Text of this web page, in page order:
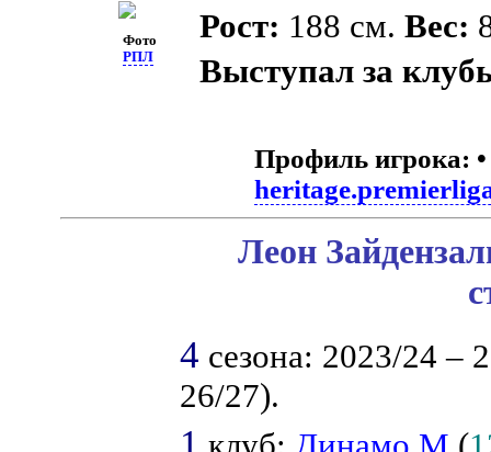
Фото
РПЛ
Рост: 188 см. Вес:
Выступал за
Профиль игрока:
Леон
4 сезона: 2023/24 –
26/27).